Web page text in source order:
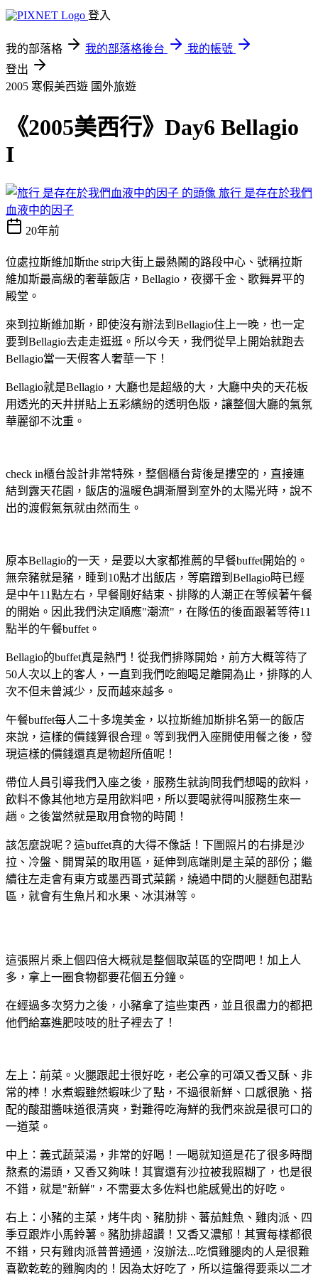
登入
我的部落格 我的部落格後台
我的帳號
登出
2005 寒假美西遊 國外旅遊
《2005美西行》Day6 Bellagio
I
旅行 是存在於我們
血液中的因子
20年前
位處拉斯維加斯the strip大街上最熱鬧的路段中心、號稱拉斯
維加斯最高級的奢華飯店，Bellagio，夜擲千金、歌舞昇平的
殿堂。
來到拉斯維加斯，即使沒有辦法到Bellagio住上一晚，也一定
要到Bellagio去走走逛逛。所以今天，我們從早上開始就跑去
Bellagio當一天假客人奢華一下！
Bellagio就是Bellagio，大廳也是超級的大，大廳中央的天花板
用透光的天井拼貼上五彩繽紛的透明色版，讓整個大廳的氣氛
華麗卻不沈重。
check in櫃台設計非常特殊，整個櫃台背後是摟空的，直接連
結到露天花園，飯店的溫暖色調漸層到室外的太陽光時，說不
出的渡假氣氛就由然而生。
原本Bellagio的一天，是要以大家都推薦的早餐buffet開始的。
無奈豬就是豬，睡到10點才出飯店，等磨蹭到Bellagio時已經
是中午11點左右，早餐剛好結束、排隊的人潮正在等候著午餐
的開始。因此我們決定順應"潮流"，在隊伍的後面跟著等待11
點半的午餐buffet。
Bellagio的buffet真是熱門！從我們排隊開始，前方大概等待了
50人次以上的客人，一直到我們吃飽喝足離開為止，排隊的人
次不但未曾減少，反而越來越多。
午餐buffet每人二十多塊美金，以拉斯維加斯排名第一的飯店
來說，這樣的價錢算很合理。等到我們入座開使用餐之後，發
現這樣的價錢還真是物超所值呢！
帶位人員引導我們入座之後，服務生就詢問我們想喝的飲料，
飲料不像其他地方是用飲料吧，所以要喝就得叫服務生來一
趟。之後當然就是取用食物的時間！
該怎麼說呢？這buffet真的大得不像話！下圖照片的右排是沙
拉、冷盤、開胃菜的取用區，延伸到底端則是主菜的部份；繼
續往左走會有東方或墨西哥式菜餚，繞過中間的火腿麵包甜點
區，就會有生魚片和水果、冰淇淋等。
這張照片乘上個四倍大概就是整個取菜區的空間吧！加上人
多，拿上一圈食物都要花個五分鐘。
在經過多次努力之後，小豬拿了這些東西，並且很盡力的都把
他們給塞進肥吱吱的肚子裡去了！
左上：前菜。火腿跟起士很好吃，老公拿的可頌又香又酥、非
常的棒！水煮蝦雖然蝦味少了點，不過很新鮮、口感很脆、搭
配的酸甜醬味道很清爽，對難得吃海鮮的我們來說是很可口的
一道菜。
中上：義式蔬菜湯，非常的好喝！一喝就知道是花了很多時間
熬煮的湯頭，又香又夠味！其實還有沙拉被我照糊了，也是很
不錯，就是"新鮮"，不需要太多佐料也能感覺出的好吃。
右上：小豬的主菜，烤牛肉、豬肋排、蕃茄鮭魚、雞肉派、四
季豆跟炸小馬鈴薯。豬肋排超讚！又香又濃郁！其實每樣都很
不錯，只有雞肉派普普通通，沒辦法...吃慣雞腿肉的人是很難
喜歡乾乾的雞胸肉的！因為太好吃了，所以這盤得要乘以二才